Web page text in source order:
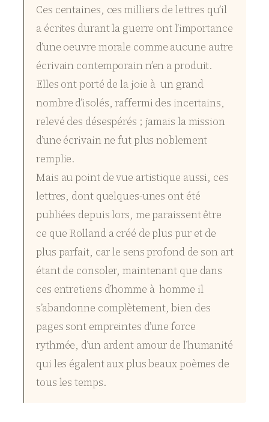
Ces centaines, ces milliers de lettres qu’il
a écrites durant la guerre ont l’importance
d’une oeuvre morale comme aucune autre
écrivain contemporain n’en a produit.
Elles ont porté de la joie à un grand
nombre d’isolés, raffermi des incertains,
relevé des désespérés ; jamais la mission
d’une écrivain ne fut plus noblement
remplie.
Mais au point de vue artistique aussi, ces
lettres, dont quelques-unes ont été
publiées depuis lors, me paraissent être
ce que Rolland a créé de plus pur et de
plus parfait, car le sens profond de son art
étant de consoler, maintenant que dans
ces entretiens d’homme à homme il
s’abandonne complètement, bien des
pages sont empreintes d’une force
rythmée, d’un ardent amour de l’humanité
qui les égalent aux plus beaux poèmes de
tous les temps.